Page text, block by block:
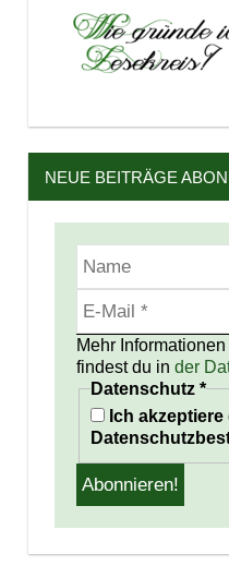
NEUE BEITRÄGE
Mehr
findest du in der
Datenschutz *
Ich akzeptiere